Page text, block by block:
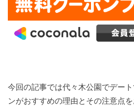
今回の記事では代々木公園でデー
ンがおすすめの理由とその注意点を